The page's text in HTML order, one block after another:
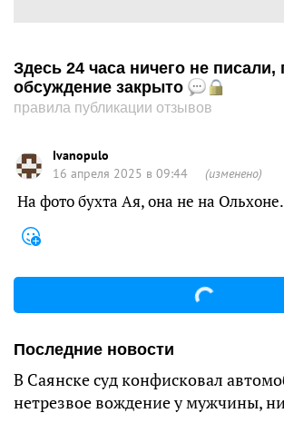
Здесь 24 часа ничего не писали,
обсуждение закрыто
правила публикации отзывов
Ivanopulo
16 апреля 2025 в 09:44
(изменено)
На фото бухта Ая, она не на Ольхоне.
Последние новости
В Саянске суд конфисковал
нетрезвое вождение у мужчины,